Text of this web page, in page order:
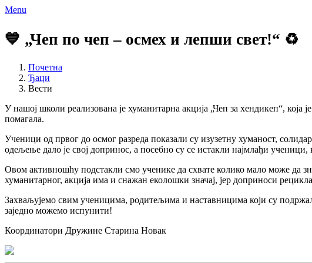
Menu
💙 „Чеп по чеп – осмех и лепши свет!“ ♻️
Почетна
Ђаци
Вести
У нашој школи реализована је хуманитарна акција „Чеп за хендикеп“,
помагала.
Ученици од првог до осмог разреда показали су изузетну хуманост,
одељење дало је свој допринос, а посебно су се истакли најмлађи
Овом активношћу подстакли смо ученике да схвате колико мало може да
хуманитарног, акција има и снажан еколошки значај, јер доприноси
Захваљујемо свим ученицима, родитељима и наставницима који су
заједно можемо испунити!
Координатори Дружине Старина Новак